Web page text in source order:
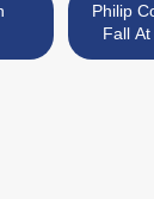
Philip
Fall